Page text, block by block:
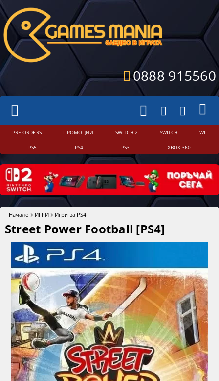
0888 915560
PRE-ORDERS ПРОМОЦИИ SWITCH 2 SWITCH WII
PS5 PS4 PS3 XBOX 360
Начало ИГРИ Игри за PS4
Street Power Football [PS4]